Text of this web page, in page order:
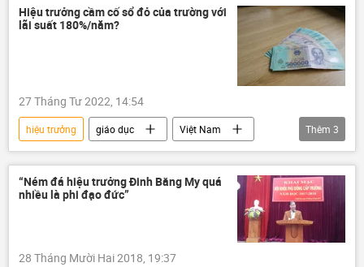
trường mầm non
học sinh
giáo dục
đào tạo
Hiệu trưởng cầm cố sổ đỏ của trường với
lãi suất 180%/năm?
27 Tháng Tư 2022, 14:54
hiệu trưởng giáo dục
Việt Nam
sổ đỏ
trường học Quảng Bình
Thêm 3
“Ném đá hiệu trưởng Đinh Bằng My quá
nhiều là phi đạo đức”
28 Tháng Mười Hai 2018, 19:37